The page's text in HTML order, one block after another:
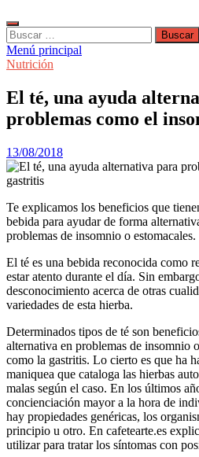
Buscar:
Menú principal
Nutrición
El té, una ayuda
problemas como el
13/08/2018
Te explicamos los beneficios que
bebida para ayudar de forma
problemas de insomnio o estomacales.
El té es una bebida reconocida como
estar atento durante el día. Sin
desconocimiento acerca de otras
variedades de esta hierba.
Determinados tipos de té son
alternativa en problemas de insomnio
como la gastritis. Lo cierto es que ha
maniquea que cataloga las hierbas
malas según el caso. En los últimos
concienciación mayor a la hora de
hay propiedades genéricas, los
principio u otro. En cafetearte.es
utilizar para tratar los síntomas con